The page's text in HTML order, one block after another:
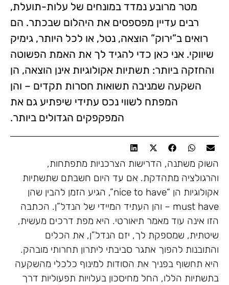
מטר מרובע נמדד במונחים של עלות-תועלת,
רבים עדיין מפספסים את היהלום שבכתר. הם
רואים ב”ירוק” הוצאה, נטל, או לכל היותר, גימיק
שיווקי. אני כאן כדי להגיד לך את האמת הפשוטה
והחזקה ביותר: תשתיות אקולוגיות אינן הוצאה, הן
השקעה שמניבה תשואות חסרות תקדים – והן
המפתח לשווי נכס עתידי שיפתיע גם את
המפקפקים הגדולים ביותר.
השוק משתנה, הדרישות הצרכניות מתפתחות,
והרגולציה מתהדקת. אם עד היום חשבתם שתשתיות
אקולוגיות הן “nice to have”, הגיע הזמן להבין שהן
must have – והן העתיד המיידי של הנדל”ן. הכתבה
הזו אינה עוד מאמר תיאורטי. היא מפת דרכים מעשית,
שיטתית, שמספקת לך, יזם הנדל”ן, את הכלים
והתובנות להפוך אתגר סביבתי ליתרון תחרותי מובהק.
היא תחשוף בפניך את הסודות למינוף כלכלי מהשקעה
בתשתיות הללו, החל מחיסכון בעלויות תפעוליות דרך